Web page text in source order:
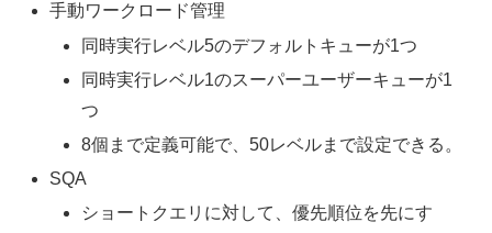
手動ワークロード管理
同時実行レベル5のデフォルトキューが1つ
同時実行レベル1のスーパーユーザーキューが1
つ
8個まで定義可能で、50レベルまで設定できる。
SQA
ショートクエリに対して、優先順位を先にす